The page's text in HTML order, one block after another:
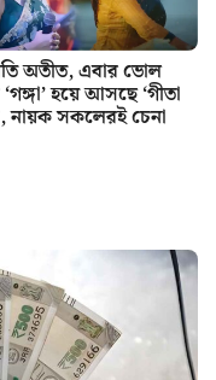
অতীত, এবার ভোল
হয়ে আসছে ‘গীতা
নায়ক সকলেরই চেনা